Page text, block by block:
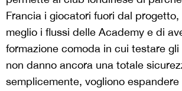
Francia i giocatori fuori dal progetto,
meglio i flussi delle Academy e di
formazione comoda in cui testare
non danno ancora una totale
semplicemente, vogliono